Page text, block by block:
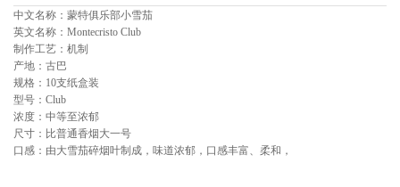
中文名称：蒙特俱乐部小雪茄
英文名称：Montecristo Club
制作工艺：机制
产地：古巴
规格：10支纸盒装
型号：Club
浓度：中等至浓郁
尺寸：比普通香烟大一号
口感：由大雪茄碎烟叶制成，味道浓郁，口感丰富、柔和，